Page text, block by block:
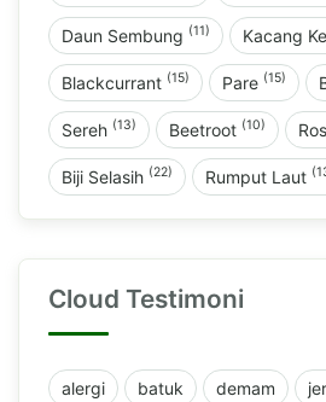
Daun Sembung (11) Kacang
Blackcurrant (15) Pare (15)
Sereh (13) Beetroot (10)
Biji Selasih (22) Rumput Laut
Cloud Testimoni
alergi batuk demam